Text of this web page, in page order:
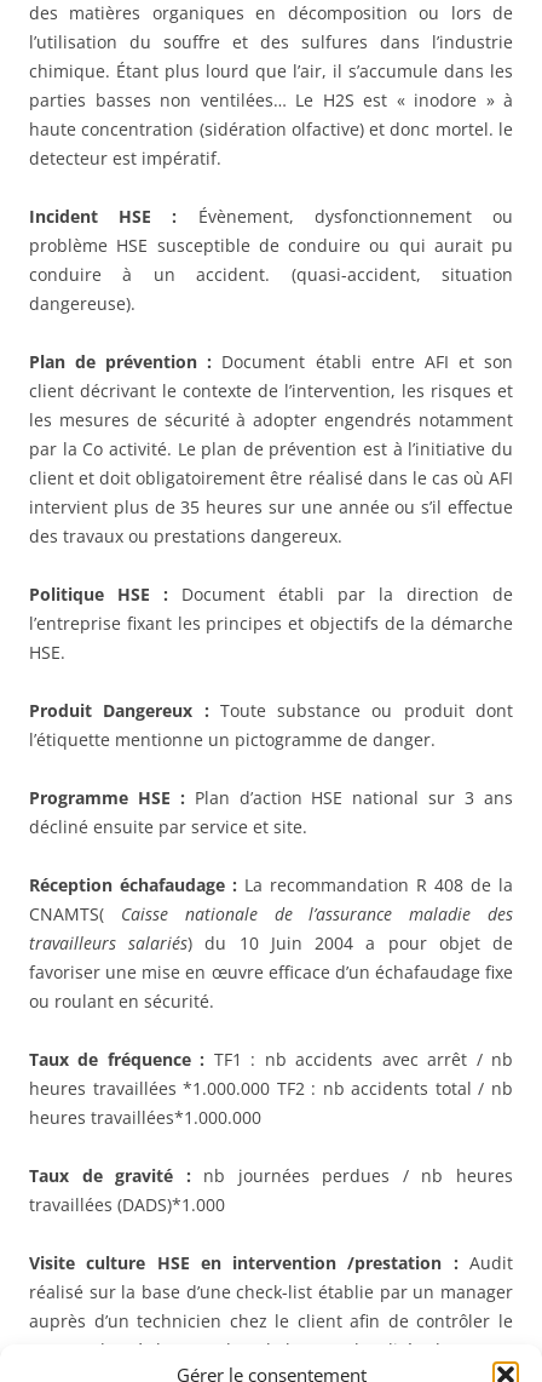
Gérer le consentement
des matières organiques en décomposition ou lors de
l’utilisation du souffre et des sulfures dans l’industrie
chimique. Étant plus lourd que l’air, il s’accumule dans les
parties basses non ventilées… Le H2S est « inodore » à
haute concentration (sidération olfactive) et donc mortel. le
detecteur est impératif.
Incident HSE : Évènement, dysfonctionnement ou
problème HSE susceptible de conduire ou qui aurait pu
conduire à un accident. (quasi-accident, situation
dangereuse).
Plan de prévention : Document établi entre AFI et son
client décrivant le contexte de l’intervention, les risques et
les mesures de sécurité à adopter engendrés notamment
par la Co activité. Le plan de prévention est à l’initiative du
client et doit obligatoirement être réalisé dans le cas où AFI
intervient plus de 35 heures sur une année ou s’il effectue
des travaux ou prestations dangereux.
Politique HSE : Document établi par la direction de
l’entreprise fixant les principes et objectifs de la démarche
HSE.
Produit Dangereux : Toute substance ou produit dont
l’étiquette mentionne un pictogramme de danger.
Programme HSE : Plan d’action HSE national sur 3 ans
décliné ensuite par service et site.
Réception échafaudage : La recommandation R 408 de la
CNAMTS( Caisse nationale de l’assurance maladie des
travailleurs salariés) du 10 Juin 2004 a pour objet de
favoriser une mise en œuvre efficace d’un échafaudage fixe
ou roulant en sécurité.
Taux de fréquence : TF1 : nb accidents avec arrêt / nb
heures travaillées *1.000.000 TF2 : nb accidents total / nb
heures travaillées*1.000.000
Taux de gravité : nb journées perdues / nb heures
travaillées (DADS)*1.000
Visite culture HSE en intervention /prestation : Audit
réalisé sur la base d’une check-list établie par un manager
auprès d’un technicien chez le client afin de contrôler le
respect des règles HSE dans le but que l’audité adopte une